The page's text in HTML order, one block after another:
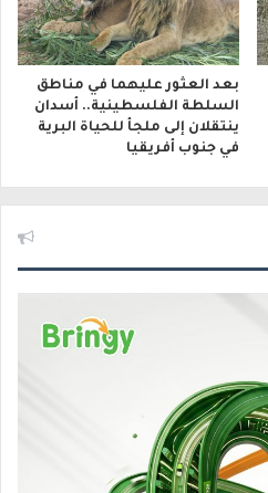
بعد العثور عليهما في مناطق
السلطة الفلسطينية.. أسدان
ينتقلان إلى ملجأ للحياة البرية
في جنوب أفريقيا